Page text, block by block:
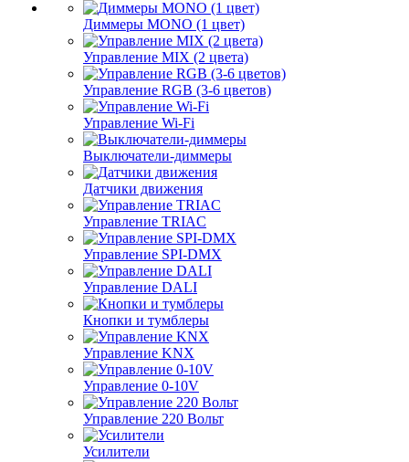
Диммеры MONO (1 цвет)
Управление MIX (2 цвета)
Управление RGB (3-6 цветов)
Управление Wi-Fi
Выключатели-диммеры
Датчики движения
Управление TRIAC
Управление SPI-DMX
Управление DALI
Кнопки и тумблеры
Управление KNX
Управление 0-10V
Управление 220 Вольт
Усилители